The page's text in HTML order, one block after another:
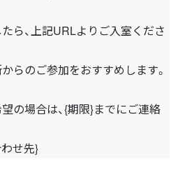
ら、上記URLよりご入室くださ
らのご参加をおすすめします。
の場合は、{期限}までにご連絡
せ先}